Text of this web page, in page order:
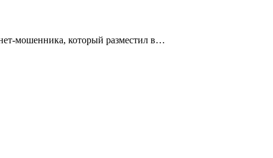
мошенника, который разместил в…